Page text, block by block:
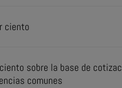
ciento
sobre la base de
comunes